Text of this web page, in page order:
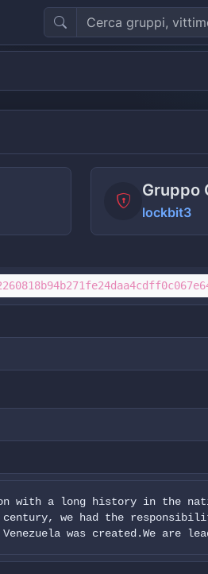
Gruppo
lockbit3
with a long history in the
we had the
was created.We are